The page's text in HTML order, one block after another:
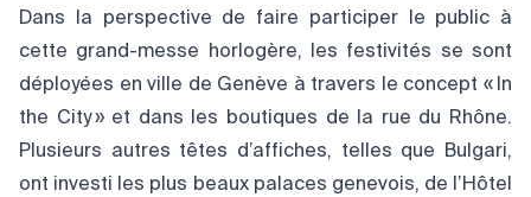
Dans la perspective de faire participer le public à
cette grand-messe horlogère, les festivités se sont
déployées en ville de Genève à travers le concept « In
the City » et dans les boutiques de la rue du Rhône.
Plusieurs autres têtes d’affiches, telles que Bulgari,
ont investi les plus beaux palaces genevois, de l’Hôtel